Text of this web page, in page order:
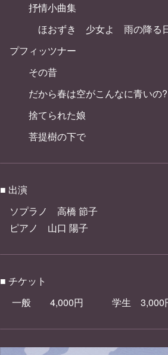
抒情小曲集
ほおずき 少女よ 雨の降る
プフィッツナー
その昔
だから春は空がこんなに青いの?
捨てられた娘
菩提樹の下で
■ 出演
ソプラノ 高橋 節子
ピアノ 山口 陽子
■ チケット
一般 4,000円 学生 3,000